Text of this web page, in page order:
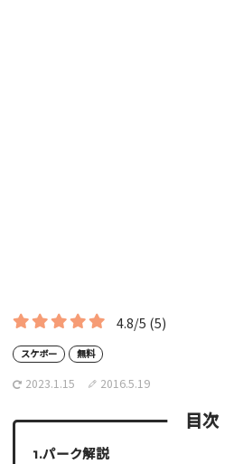
4.8/5 (5)
スケボー 無料
2023.1.15 2016.5.19
目次
パーク解説